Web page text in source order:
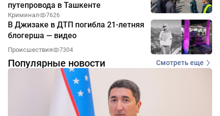
путепровода в Ташкенте
Криминал 7626
В Джизаке в ДТП погибла 21-летняя
блогерша — видео
Происшествия 7304
Популярные новости Смотреть еще